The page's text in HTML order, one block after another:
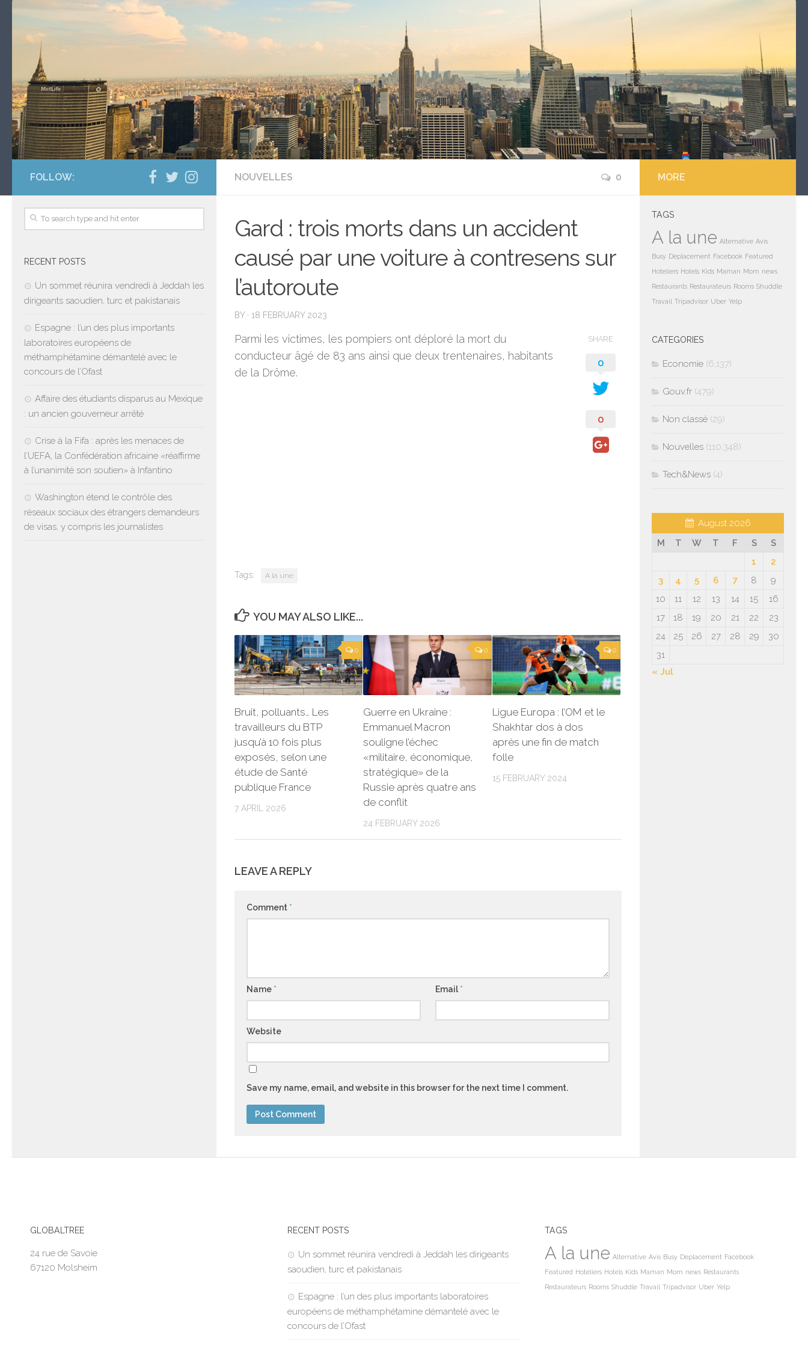
NOUVELLES 0
Gard : trois morts dans un accident
causé par une voiture à contresens sur
l’autoroute
BY · 18 FEBRUARY 2023
Parmi les victimes, les pompiers ont déploré la mort du
conducteur âgé de 83 ans ainsi que deux trentenaires, habitants
de la Drôme.
SHARE
0
0
Tags: A la une
YOU MAY ALSO LIKE...
0
Bruit, polluants… Les
travailleurs du BTP
jusqu’à 10 fois plus
exposés, selon une
étude de Santé
publique France
7 APRIL 2026
0
Guerre en Ukraine :
Emmanuel Macron
souligne l’échec
«militaire, économique,
stratégique» de la
Russie après quatre ans
de conflit
24 FEBRUARY 2026
0
Ligue Europa : l’OM et le
Shakhtar dos à dos
après une fin de match
folle
15 FEBRUARY 2024
LEAVE A REPLY
Comment *
Name * Email*
Website
Save my name, email, and website in this browser for the next time I comment.
FOLLOW:
RECENT POSTS
Un sommet réunira vendredi à Jeddah les
dirigeants saoudien, turc et pakistanais
Espagne : l’un des plus importants
laboratoires européens de
méthamphétamine démantelé avec le
concours de l’Ofast
Affaire des étudiants disparus au Mexique
: un ancien gouverneur arrêté
Crise à la Fifa : après les menaces de
l’UEFA, la Confédération africaine «réaffirme
à l’unanimité son soutien» à Infantino
Washington étend le contrôle des
réseaux sociaux des étrangers demandeurs
de visas, y compris les journalistes
MORE
TAGS
A la une Alternative Avis
Busy Deplacement Facebook Featured
Hoteliers Hotels Kids Maman Mom news
Restaurants Restaurateurs Rooms Shuddle
Travail Tripadvisor Uber Yelp
CATEGORIES
Economie (6,137)
Gouv.fr (479)
Non classé (29)
Nouvelles (110,348)
Tech&News (4)
August 2026
M
T W T F S
S
1
2
3
4 5 6 7 8
9
10
11 12 13 14 15
16
17
18 19 20 21 22
23
24
25 26 27 28 29
30
31
« Jul
GLOBALTREE
24 rue de Savoie
67120 Molsheim
RECENT POSTS
Un sommet réunira vendredi à Jeddah les dirigeants
saoudien, turc et pakistanais
Espagne : l’un des plus importants laboratoires
européens de méthamphétamine démantelé avec le
concours de l’Ofast
TAGS
A la une Alternative Avis Busy Deplacement Facebook
Featured Hoteliers Hotels Kids Maman Mom news Restaurants
Restaurateurs Rooms Shuddle Travail Tripadvisor Uber Yelp